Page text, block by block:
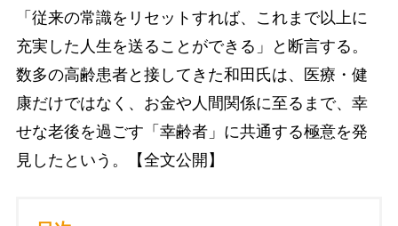
「従来の常識をリセットすれば、これまで以上に
充実した人生を送ることができる」と断言する。
数多の高齢患者と接してきた和田氏は、医療・健
康だけではなく、お金や人間関係に至るまで、幸
せな老後を過ごす「幸齢者」に共通する極意を発
見したという。【全文公開】